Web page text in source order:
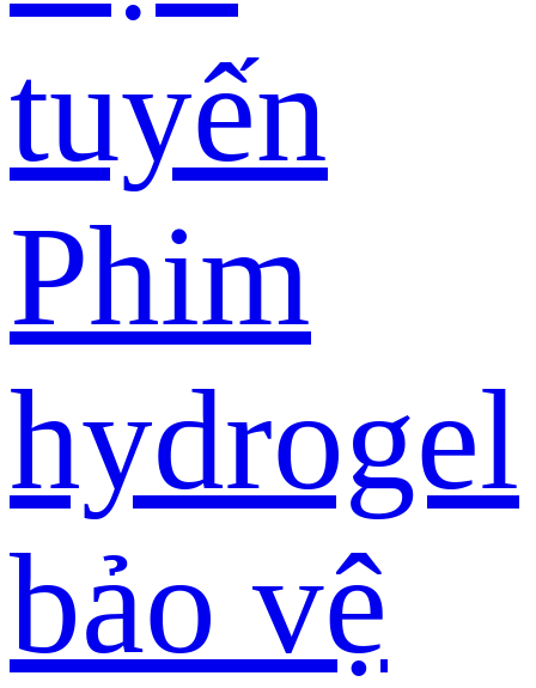
tuyến
Phim
hydrogel
bảo vệ